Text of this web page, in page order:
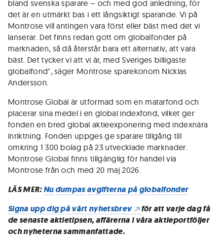
bland svenska sparare – och med god anledning, för
det är en utmärkt bas i ett långsiktigt sparande. Vi på
Montrose vill antingen vara först eller bäst med det vi
lanserar. Det finns redan gott om globalfonder på
marknaden, så då återstår bara ett alternativ, att vara
bäst. Det tycker vi att vi är, med Sveriges billigaste
globalfond", säger Montrose sparekonom Nicklas
Andersson.
Montrose Global är utformad som en matarfond och
placerar sina medel i en global indexfond, vilket ger
fonden en bred global aktieexponering med indexnära
inriktning. Fonden uppges ge sparare tillgång till
omkring 1 300 bolag på 23 utvecklade marknader.
Montrose Global finns tillgänglig för handel via
Montrose från och med 20 maj 2026.
LÄS MER:Nu dumpas avgifterna på globalfonder
Signa upp dig på vårt nyhetsbrev
för att varje dag få
de senaste aktietipsen, affärerna i våra aktieportföljer
och nyheterna sammanfattade.